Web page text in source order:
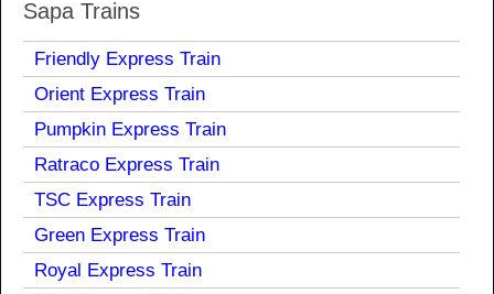
Sapa Trains
Friendly Express Train
Orient Express Train
Pumpkin Express Train
Ratraco Express Train
TSC Express Train
Green Express Train
Royal Express Train